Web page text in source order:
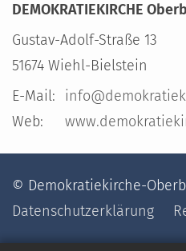
DEMOKRATIEKIRCHE
Gustav-Adolf-Straße 13
51674 Wiehl-Bielstein
E-Mail:
Web:
© Demokratiekirche-
Datenschutzerklärung